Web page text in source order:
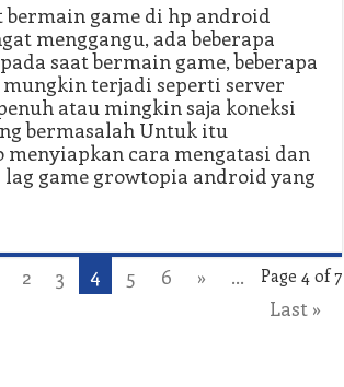
bermain game di hp android
menggangu, ada beberapa
saat bermain game, beberapa
mungkin terjadi seperti server
atau mingkin saja koneksi
bermasalah Untuk itu
menyiapkan cara mengatasi dan
game growtopia android yang
Page 4 of 7
2 3 4 5 6 »
...
Last »